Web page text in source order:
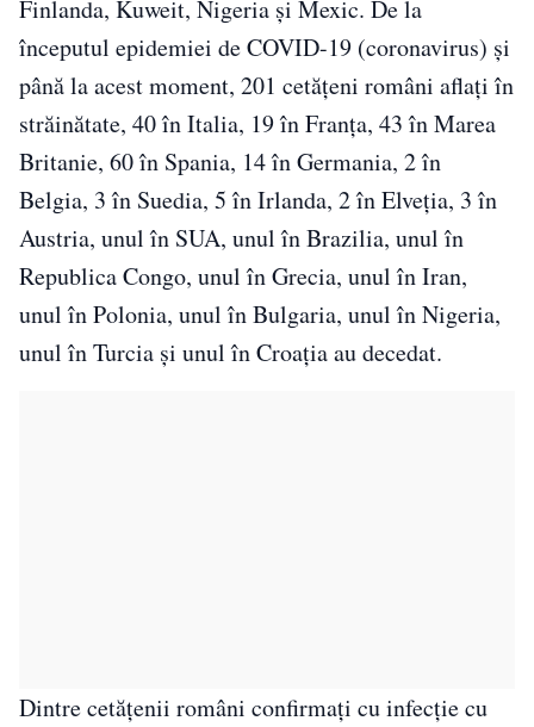
Finlanda, Kuweit, Nigeria și Mexic. De la
începutul epidemiei de COVID-19 (coronavirus) și
până la acest moment, 201 cetățeni români aflați în
străinătate, 40 în Italia, 19 în Franța, 43 în Marea
Britanie, 60 în Spania, 14 în Germania, 2 în
Belgia, 3 în Suedia, 5 în Irlanda, 2 în Elveția, 3 în
Austria, unul în SUA, unul în Brazilia, unul în
Republica Congo, unul în Grecia, unul în Iran,
unul în Polonia, unul în Bulgaria, unul în Nigeria,
unul în Turcia și unul în Croația au decedat.
Dintre cetățenii români confirmați cu infecție cu